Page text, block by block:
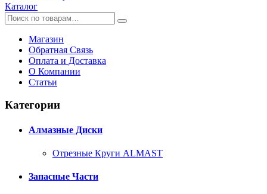
Каталог
Искать:
Магазин
Обратная Связь
Оплата и Доставка
О Компании
Статьи
Категории
Алмазные Диски
Отрезные Круги ALMAST
Запасные Части